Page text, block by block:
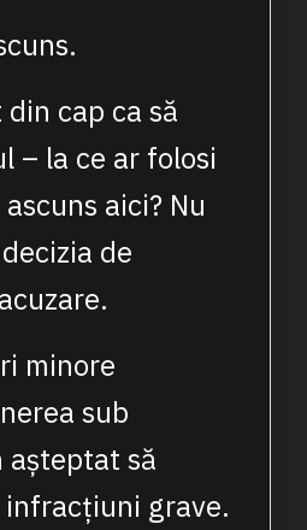
cap ca să
– la ce ar folosi
aici? Nu
de
minore
sub
așteptat să
grave.